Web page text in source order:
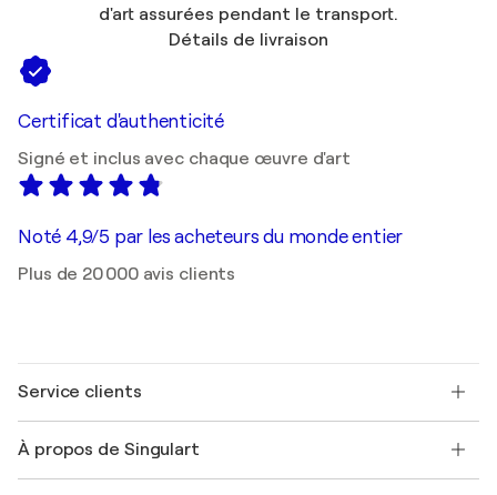
d'art assurées pendant le transport.
Détails de livraison
Certificat d'authenticité
Signé et inclus avec chaque œuvre d'art
Noté 4,9/5 par les acheteurs du monde entier
Plus de 20 000 avis clients
Service clients
Expédition
À propos de Singulart